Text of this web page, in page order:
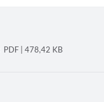
PDF | 478,42 KB